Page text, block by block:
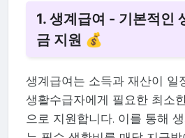
1. 생계급여 - 기본적인
금 지원 💰
생계급여는 소득과 재산이 일
생활수급자에게 필요한 최소
으로 지원합니다. 이를 통해